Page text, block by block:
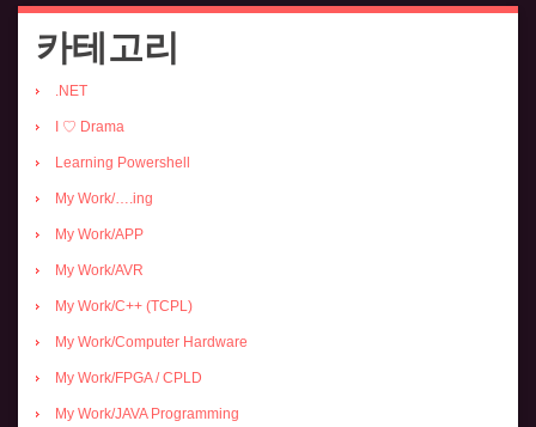
카테고리
.NET
I ♡ Drama
Learning Powershell
My Work/….ing
My Work/APP
My Work/AVR
My Work/C++ (TCPL)
My Work/Computer Hardware
My Work/FPGA / CPLD
My Work/JAVA Programming